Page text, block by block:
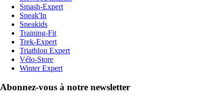
Smash-Expert
Sneak'In
Sneakids
Training-Fit
Trek-Expert
Triathlon Expert
Vélo-Store
Winter Expert
Abonnez-vous à notre newsletter